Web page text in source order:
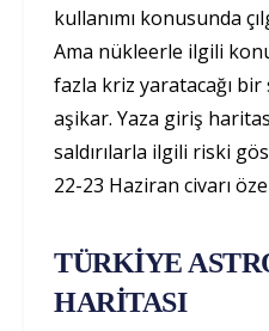
kullanımı konusunda
Ama nükleerle ilgili
fazla kriz yaratacağı
aşikar. Yaza giriş
saldırılarla ilgili riski
22-23 Haziran civarı
TÜRKİYE
HARİTASI